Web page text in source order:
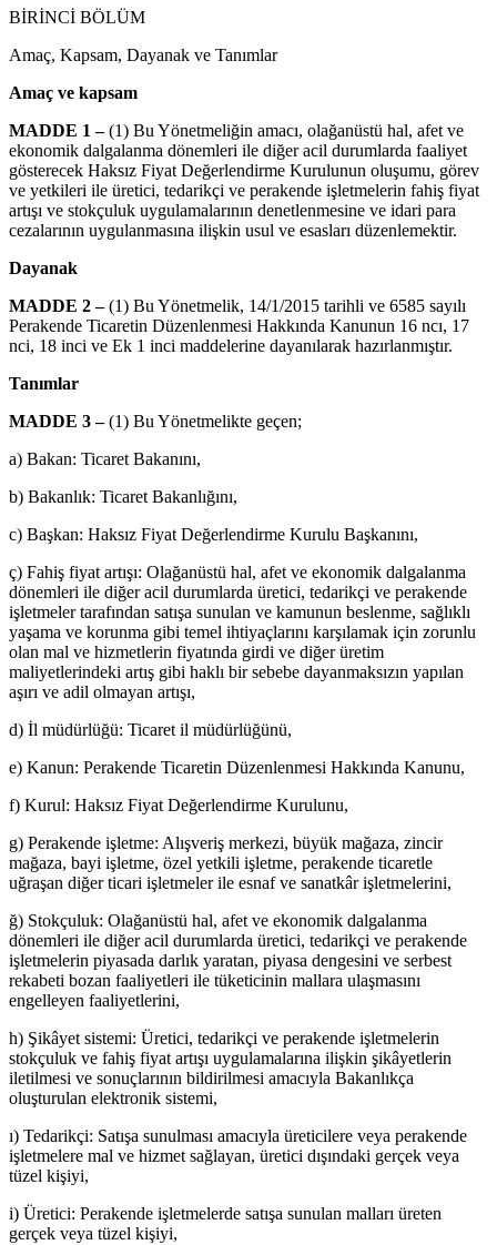
BİRİNCİ BÖLÜM
Amaç, Kapsam, Dayanak ve Tanımlar
Amaç ve kapsam
MADDE 1 –(1) Bu Yönetmeliğin amacı, olağanüstü hal, afet ve
ekonomik dalgalanma dönemleri ile diğer acil durumlarda faaliyet
gösterecek Haksız Fiyat Değerlendirme Kurulunun oluşumu, görev
ve yetkileri ile üretici, tedarikçi ve perakende işletmelerin fahiş fiyat
artışı ve stokçuluk uygulamalarının denetlenmesine ve idari para
cezalarının uygulanmasına ilişkin usul ve esasları düzenlemektir.
Dayanak
MADDE 2 –(1) Bu Yönetmelik, 14/1/2015 tarihli ve 6585 sayılı
Perakende Ticaretin Düzenlenmesi Hakkında Kanunun 16 ncı, 17
nci, 18 inci ve Ek 1 inci maddelerine dayanılarak hazırlanmıştır.
Tanımlar
MADDE 3 –(1) Bu Yönetmelikte geçen;
a) Bakan: Ticaret Bakanını,
b) Bakanlık: Ticaret Bakanlığını,
c) Başkan: Haksız Fiyat Değerlendirme Kurulu Başkanını,
ç) Fahiş fiyat artışı: Olağanüstü hal, afet ve ekonomik dalgalanma
dönemleri ile diğer acil durumlarda üretici, tedarikçi ve perakende
işletmeler tarafından satışa sunulan ve kamunun beslenme, sağlıklı
yaşama ve korunma gibi temel ihtiyaçlarını karşılamak için zorunlu
olan mal ve hizmetlerin fiyatında girdi ve diğer üretim
maliyetlerindeki artış gibi haklı bir sebebe dayanmaksızın yapılan
aşırı ve adil olmayan artışı,
d) İl müdürlüğü: Ticaret il müdürlüğünü,
e) Kanun: Perakende Ticaretin Düzenlenmesi Hakkında Kanunu,
f) Kurul: Haksız Fiyat Değerlendirme Kurulunu,
g) Perakende işletme: Alışveriş merkezi, büyük mağaza, zincir
mağaza, bayi işletme, özel yetkili işletme, perakende ticaretle
uğraşan diğer ticari işletmeler ile esnaf ve sanatkâr işletmelerini,
ğ) Stokçuluk: Olağanüstü hal, afet ve ekonomik dalgalanma
dönemleri ile diğer acil durumlarda üretici, tedarikçi ve perakende
işletmelerin piyasada darlık yaratan, piyasa dengesini ve serbest
rekabeti bozan faaliyetleri ile tüketicinin mallara ulaşmasını
engelleyen faaliyetlerini,
h) Şikâyet sistemi: Üretici, tedarikçi ve perakende işletmelerin
stokçuluk ve fahiş fiyat artışı uygulamalarına ilişkin şikâyetlerin
iletilmesi ve sonuçlarının bildirilmesi amacıyla Bakanlıkça
oluşturulan elektronik sistemi,
ı) Tedarikçi: Satışa sunulması amacıyla üreticilere veya perakende
işletmelere mal ve hizmet sağlayan, üretici dışındaki gerçek veya
tüzel kişiyi,
i) Üretici: Perakende işletmelerde satışa sunulan malları üreten
gerçek veya tüzel kişiyi,